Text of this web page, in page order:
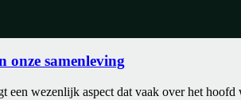
onze samenleving
wezenlijk aspect dat vaak over het